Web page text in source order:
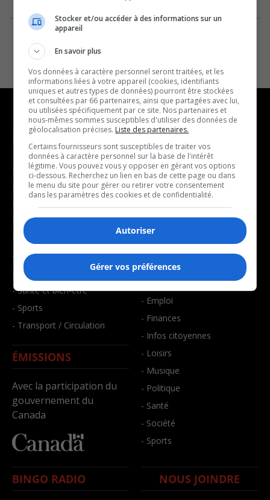
NOUVELLES
- Affaires municipales
- Communauté / Social
- Culture
- Économie
- Éducation
- Environnement
- Faits divers
- Santé et bien-être
- Sports
- Transport / Circulation
ÉMISSIONS
Avec la participation du
gouvernement du
Canada
MUSIQUE
- Décompte franco
- Joué récemment
BALADOS
- Art de vivre
- Bien-être
- Emploi
- Finances
- Infos citoyennes
- Loisirs
- Musique
- Politique
- Santé
- Société
- Sports
BINGO RADIO NOUS JOINDRE
Stocker et/ou accéder à des informations sur un
appareil
En savoir plus
Vos données à caractère personnel seront traitées, et les
informations liées à votre appareil (cookies, identifiants
uniques et autres types de données) pourront être stockées
et consultées par 66 partenaires, ainsi que partagées avec lui,
ou utilisées spécifiquement par ce site. Nos partenaires et
nous-mêmes sommes susceptibles d'utiliser des données de
géolocalisation précises. Liste des partenaires.
Certains fournisseurs sont susceptibles de traiter vos
données à caractère personnel sur la base de l'intérêt
légitime. Vous pouvez vous y opposer en gérant vos options
ci-dessous. Recherchez un lien en bas de cette page ou dans
le menu du site pour gérer ou retirer votre consentement
dans les paramètres des cookies et de confidentialité.
Autoriser
Gérer vos préférences